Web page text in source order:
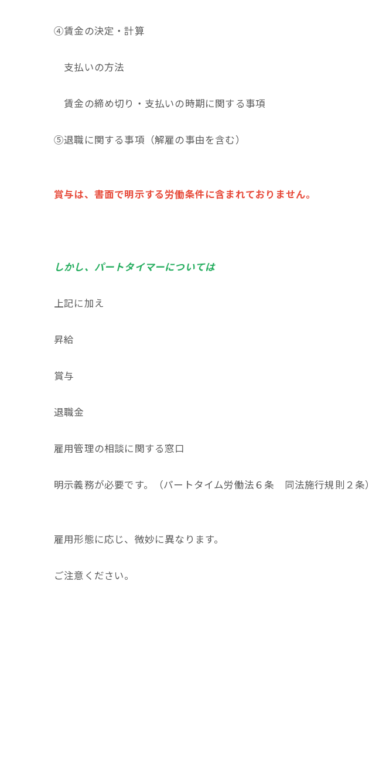
④賃金の決定・計算
支払いの方法
賃金の締め切り・支払いの時期に関する事項
➄退職に関する事項（解雇の事由を含む）
賞与は、書面で明示する労働条件に含まれておりません。
しかし、パートタイマーについては
上記に加え
昇給
賞与
退職金
雇用管理の相談に関する窓口
明示義務が必要です。（パートタイム労働法６条 同法施行規則２条）
雇用形態に応じ、微妙に異なります。
ご注意ください。